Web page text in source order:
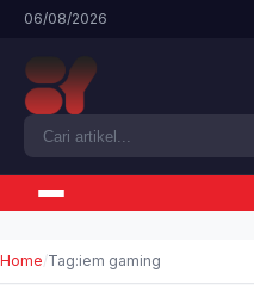
06/08/2026
Home Tag:iem gaming